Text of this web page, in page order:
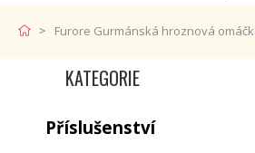
Furore Gurmánská hroznová
KATEGORIE
Příslušenství